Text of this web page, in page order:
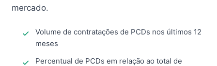
mercado.
Volume de contratações de PCDs nos últimos 12
meses
Percentual de PCDs em relação ao total de